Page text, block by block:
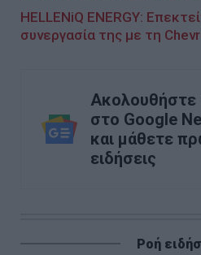
HELLENiQ ENERGY:
συνεργασία της με τη
Ακολουθήστε
στο Google
και μάθετε
ειδήσεις
Ροή